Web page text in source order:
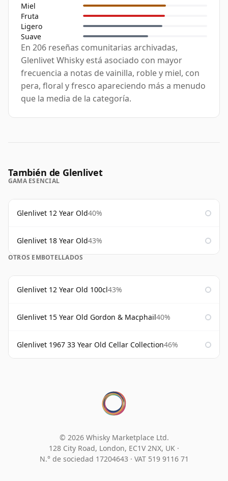
Miel
Fruta
Ligero
Suave
En 206 reseñas comunitarias archivadas,
Glenlivet Whisky está asociado con mayor
frecuencia a notas de vainilla, roble y miel, con
pera, floral y fresco apareciendo más a menudo
que la media de la categoría.
También de Glenlivet
GAMA ESENCIAL
Glenlivet 12 Year Old40%
Glenlivet 18 Year Old43%
OTROS EMBOTELLADOS
Glenlivet 12 Year Old 100cl43%
Glenlivet 15 Year Old Gordon & Macphail40%
Glenlivet 1967 33 Year Old Cellar Collection46%
© 2026 Whisky Marketplace Ltd.
128 City Road, London, EC1V 2NX, UK ·
N.° de sociedad 17204643 · VAT 519 9116 71